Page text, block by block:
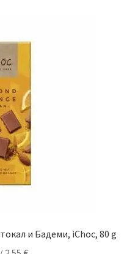
и Бадеми, iChoc, 80 g